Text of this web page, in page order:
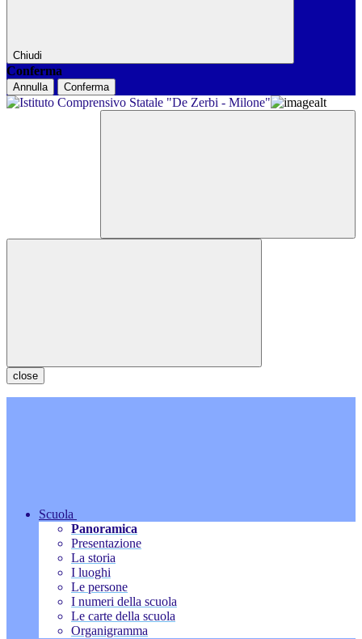
Chiudi
Conferma
Annulla Conferma
close
Scuola
Panoramica
Presentazione
La storia
I luoghi
Le persone
I numeri della scuola
Le carte della scuola
Organigramma